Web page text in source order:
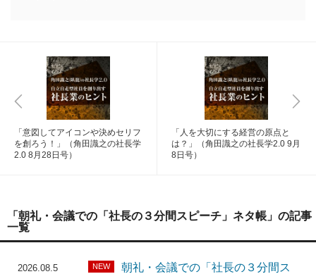
「意図してアイコンや決めセリフ
を創ろう！」（角田識之の社長学
2.0 8月28日号）
「人を大切にする経営の原点と
は？」（角田識之の社長学2.0 9月
8日号）
「朝礼・会議での「社長の３分間スピーチ」ネタ帳」の記事
一覧
2026.08.5 NEW
朝礼・会議での「社長の３分間ス